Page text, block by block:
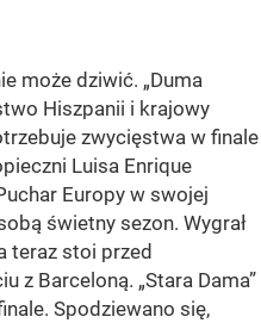
może dziwić. „Duma
Hiszpanii i krajowy
zwycięstwa w finale
Luisa Enrique
Europy w swojej
świetny sezon. Wygrał
teraz stoi przed
z Barceloną. „Stara Dama”
Spodziewano się,